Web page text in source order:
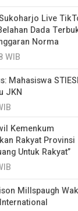
Live
Dada
Norma
WIB
Mahasiswa
JKN
Kemenkum
Rakyat Provinsi
Untuk Rakyat”
Millspaugh